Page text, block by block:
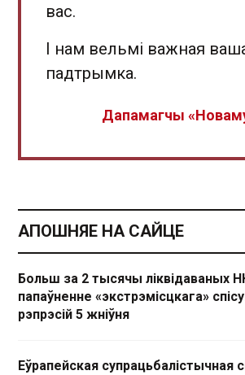
вас.
І нам вельмі важная
падтрымка.
Дапамагчы
АПОШНЯЕ НА САЙЦЕ
Больш за 2 тысячы ліквідаваных
папаўненне «экстрэмісцкага»
рэпрэсій 5 жніўня
Еўрапейская супрацьбалістычная